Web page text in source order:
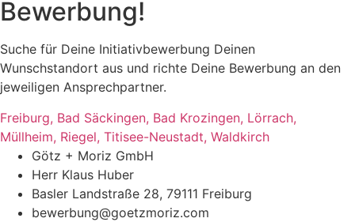
Bewerbung!
Suche für Deine Initiativbewerbung Deinen
Wunschstandort aus und richte Deine Bewerbung an den
jeweiligen Ansprechpartner.
Freiburg, Bad Säckingen, Bad Krozingen, Lörrach,
Müllheim, Riegel, Titisee-Neustadt, Waldkirch
Götz + Moriz GmbH
Herr Klaus Huber
Basler Landstraße 28, 79111 Freiburg
bewerbung@goetzmoriz.com